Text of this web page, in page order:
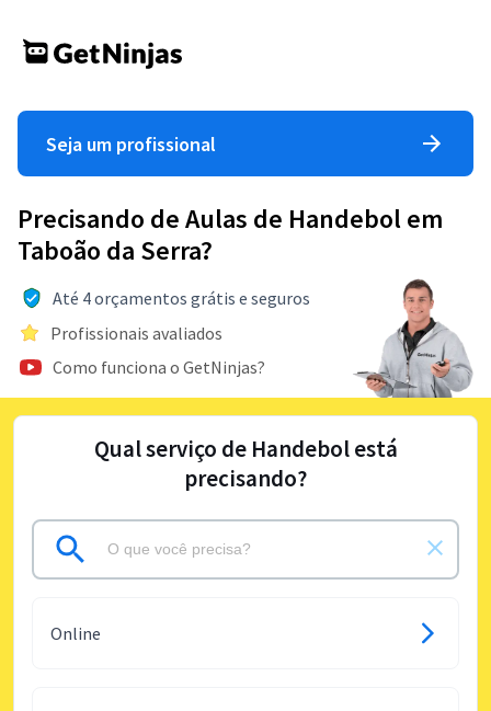
Seja um profissional
Precisando de Aulas de Handebol em
Taboão da Serra?
Até 4 orçamentos grátis e seguros
Profissionais avaliados
Como funciona o GetNinjas?
Qual serviço de Handebol está
precisando?
Online